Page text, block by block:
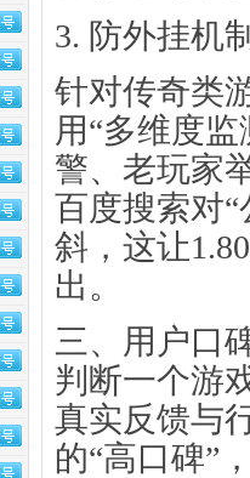
​3. 防外挂机
针对传奇类
用“多维度
警、老玩家
百度搜索对
斜，这让
出。
三、用户口
判断一个游
真实反馈与
的“高口碑”